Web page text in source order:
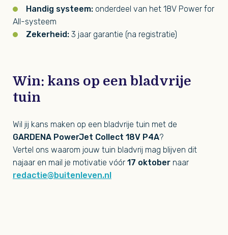
Handig systeem: onderdeel van het 18V Power for
All-systeem
Zekerheid: 3 jaar garantie (na registratie)
Win: kans op een bladvrije
tuin
Wil jij kans maken op een bladvrije tuin met de
GARDENA PowerJet Collect 18V P4A?
Vertel ons waarom jouw tuin bladvrij mag blijven dit
najaar en mail je motivatie vóór 17 oktober naar
redactie@buitenleven.nl